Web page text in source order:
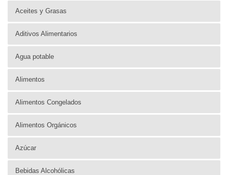
Aceites y Grasas
Aditivos Alimentarios
Agua potable
Alimentos
Alimentos Congelados
Alimentos Orgánicos
Azúcar
Bebidas Alcohólicas